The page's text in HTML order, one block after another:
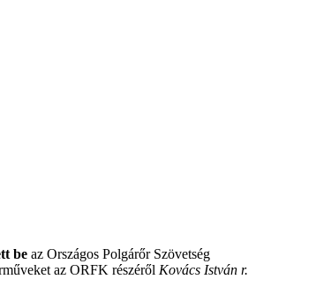
be az Országos Polgárőr Szövetség
az ORFK részéről Kovács István r.